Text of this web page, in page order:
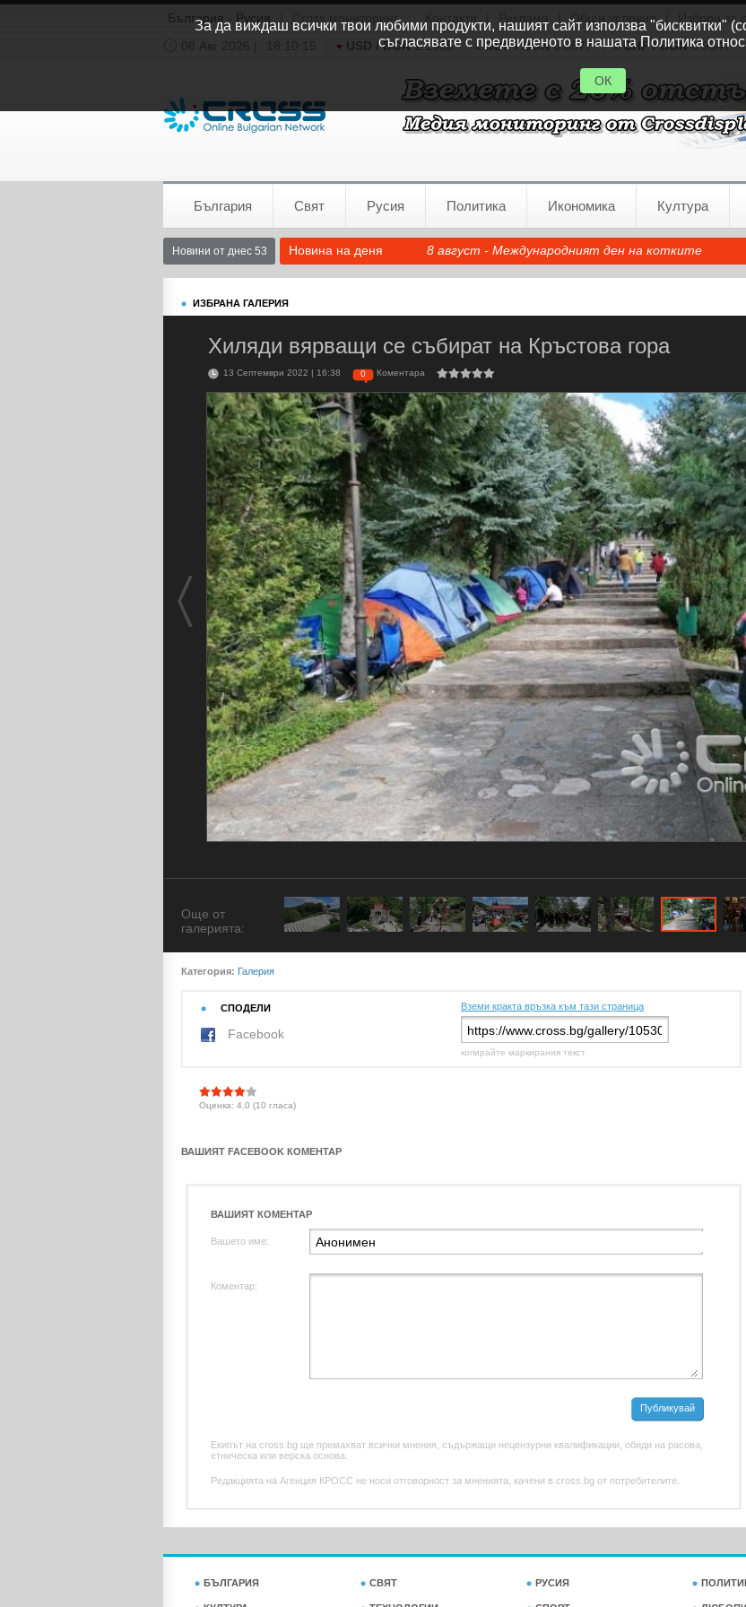
България - Русия Cross мониторинг Общи условия Избори за
08 Авг 2026 |
18:10:16 USD / BGN1.1535 GBP / BGN0.8577 CHF / BGN0.9347
България Свят Русия Политика Икономика Култура
Новини от днес 53 Новина на деня 8 август - Международният ден на котките
ИЗБРАНА ГАЛЕРИЯ
Хиляди вярващи се събират на Кръстова гора
13 Септември 2022 | 16:38 0 Коментара
Още от
галерията:
Категория: Галерия
СПОДЕЛИ
Facebook
Вземи кракта връзка към тази страница
копирайте маркирания текст
Оценка: 4.0 (10 гласа)
ВАШИЯТ FACEBOOK КОМЕНТАР
ВАШИЯТ КОМЕНТАР
Вашето име:
Коментар:
Публикувай
Екипът на cross.bg ще премахват всички мнения, съдържащи нецензурни квалификации, обиди на расова,
етническа или верска основа.
Редакцията на Агенция КРОСС не носи отговорност за мненията, качени в cross.bg от потребителите.
БЪЛГАРИЯ СВЯТ РУСИЯ
За да виждаш всички твои любими продукти, нашият сайт използва "бисквитки"
съгласявате с предвиденото в нашата Политика
ОК